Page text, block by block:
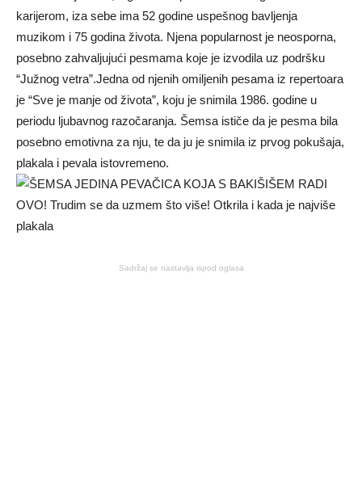
karijerom, iza sebe ima 52 godine uspešnog bavljenja
muzikom i 75 godina života. Njena popularnost je neosporna,
posebno zahvaljujući pesmama koje je izvodila uz podršku
“Južnog vetra”.Jedna od njenih omiljenih pesama iz repertoara
je “Sve je manje od života”, koju je snimila 1986. godine u
periodu ljubavnog razočaranja. Šemsa ističe da je pesma bila
posebno emotivna za nju, te da ju je snimila iz prvog pokušaja,
plakala i pevala istovremeno.
Sadržaj se nastavlja ispod oglasa